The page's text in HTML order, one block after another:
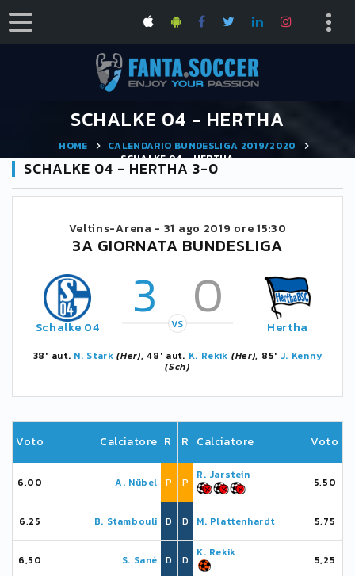
SCHALKE 04 - HERTHA
HOME
CALENDARIO BUNDESLIGA 2019/2020
SCHALKE 04 - HERTHA
SCHALKE 04 - HERTHA 3-0
Veltins-Arena - 31 ago 2019 ore 15:30
3A GIORNATA BUNDESLIGA
Schalke 04 3 0
VS Hertha
38' aut. N. Stark (Her), 48' aut. K. Rekik (Her), 85' J. Kenny
(Sch)
Voto Calciatore R
6,00 A. Nübel P
6,25 B. Stambouli D
6,50 S. Sané D
R Calciatore Voto
P
R. Jarstein
5,50
D M. Plattenhardt 5,75
D
K. Rekik
5,25